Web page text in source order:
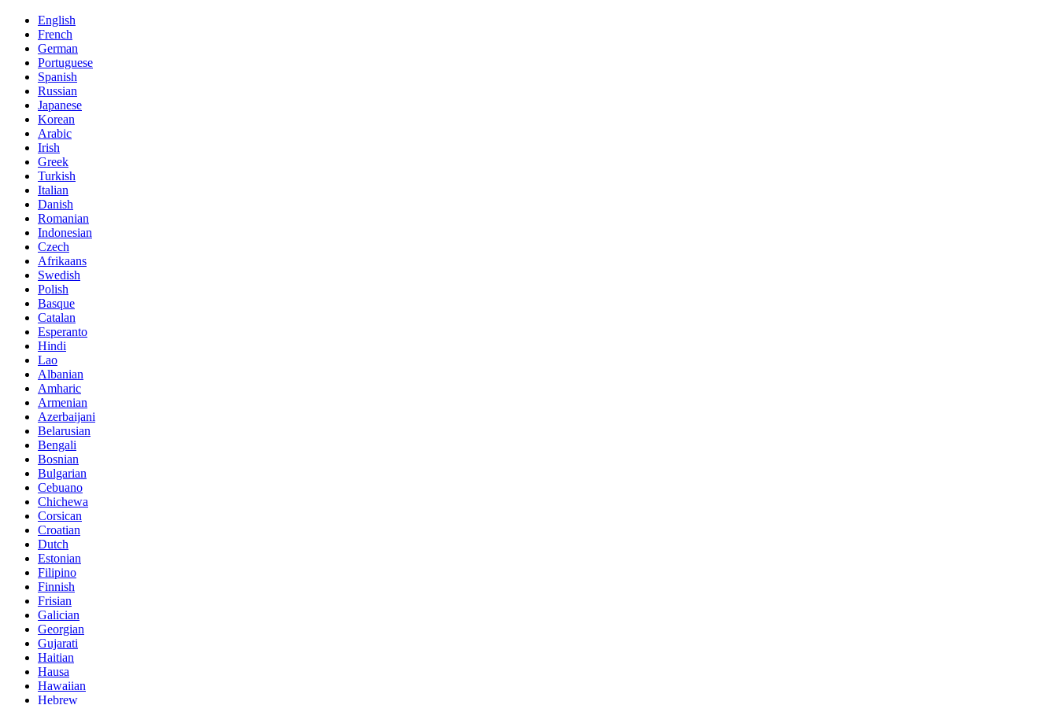
English
French
German
Portuguese
Spanish
Russian
Japanese
Korean
Arabic
Irish
Greek
Turkish
Italian
Danish
Romanian
Indonesian
Czech
Afrikaans
Swedish
Polish
Basque
Catalan
Esperanto
Hindi
Lao
Albanian
Amharic
Armenian
Azerbaijani
Belarusian
Bengali
Bosnian
Bulgarian
Cebuano
Chichewa
Corsican
Croatian
Dutch
Estonian
Filipino
Finnish
Frisian
Galician
Georgian
Gujarati
Haitian
Hausa
Hawaiian
Hebrew